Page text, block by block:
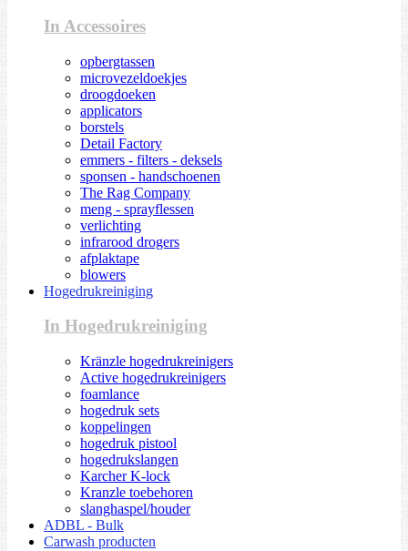
In Accessoires
opbergtassen
microvezeldoekjes
droogdoeken
applicators
borstels
Detail Factory
emmers - filters - deksels
sponsen - handschoenen
The Rag Company
meng - sprayflessen
verlichting
infrarood drogers
afplaktape
blowers
Hogedrukreiniging
In Hogedrukreiniging
Kränzle hogedrukreinigers
Active hogedrukreinigers
foamlance
hogedruk sets
koppelingen
hogedruk pistool
hogedrukslangen
Karcher K-lock
Kranzle toebehoren
slanghaspel/houder
ADBL - Bulk
Carwash producten